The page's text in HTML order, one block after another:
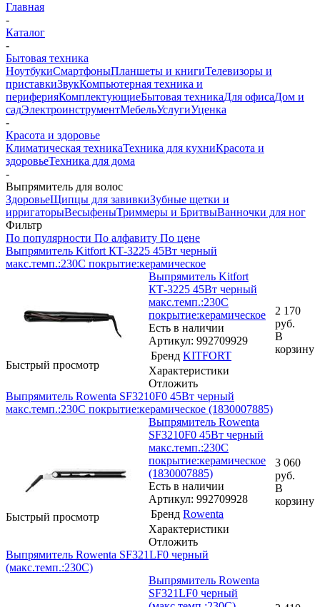
Главная
-
Каталог
-
Бытовая техника
НоутбукиСмартфоныПланшеты и книгиТелевизоры и
приставкиЗвукКомпьютерная техника и
периферияКомплектующиеБытовая техникаДля офисаДом и
садЭлектроинструментМебельУслугиУценка
-
Красота и здоровье
Климатическая техникаТехника для кухниКрасота и
здоровьеТехника для дома
-
Выпрямитель для волос
ЗдоровьеЩипцы для завивкиЗубные щетки и
ирригаторыВесыфеныТриммеры и БритвыВанночки для ног
Фильтр
По популярности По алфавиту По цене
Выпрямитель Kitfort КТ-3225 45Вт черный
макс.темп.:230С покрытие:керамическое
Быстрый просмотр
Выпрямитель Kitfort
КТ-3225 45Вт черный
макс.темп.:230С
покрытие:керамическое
Есть в наличии
Артикул: 992709929
Бренд KITFORT
Характеристики
Отложить
2 170
руб.
В
корзину
Выпрямитель Rowenta SF3210F0 45Вт черный
макс.темп.:230С покрытие:керамическое (1830007885)
Быстрый просмотр
Выпрямитель Rowenta
SF3210F0 45Вт черный
макс.темп.:230С
покрытие:керамическое
(1830007885)
Есть в наличии
Артикул: 992709928
Бренд Rowenta
Характеристики
Отложить
3 060
руб.
В
корзину
Выпрямитель Rowenta SF321LF0 черный
(макс.темп.:230С)
Выпрямитель Rowenta
SF321LF0 черный